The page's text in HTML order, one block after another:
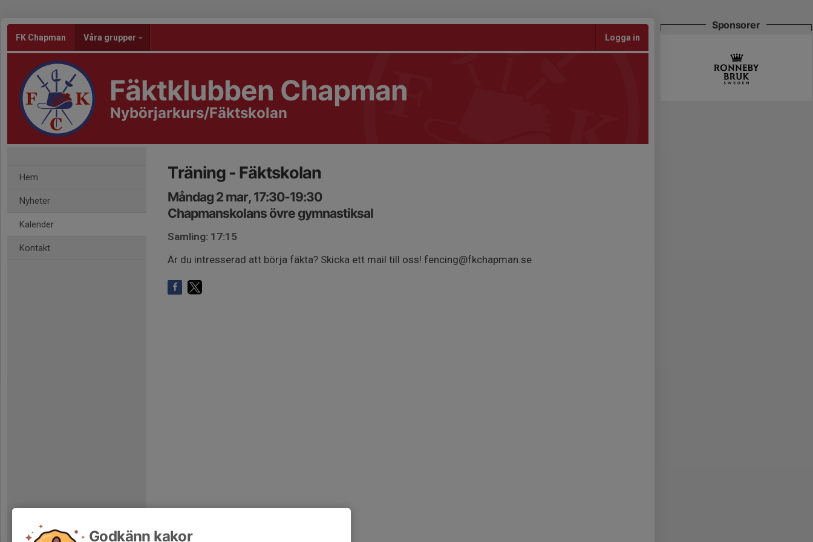
FK Chapman Våra grupper Logga in
Fäktklubben Chapman
Nybörjarkurs/Fäktskolan
Hem
Nyheter
Kalender
Kontakt
Träning - Fäktskolan
Måndag 2 mar, 17:30-19:30
Chapmanskolans övre gymnastiksal
Samling: 17:15
Är du intresserad att börja fäkta? Skicka ett mail till oss! fencing@fkchapman.se
Sponsorer
Godkänn kakor